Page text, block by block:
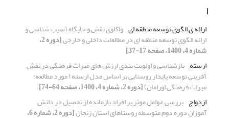
ا
ارائه ی الگوی توسعه منطقه ای واکاوی نقش و جایگاه آسیب شناسی و
ارائه الگوی توسعه منطقه ای در مطالعات داخلی و خارجی [دوره 2،
شماره 4، 1400، صفحه 17-37]
ارسته بازشناسی و اولویت بندی ارزش های میراث فرهنگی در نقش
آفرینی توسعه پایدار روستایی بر اساس مدل ارسته ( مورد مطالعه:
میراث فرهنگی اورامان)[دوره 2، شماره 4، 1400، صفحه 64-74]
ازدواج بررسی عوامل موثر بر افراد بازمانده از تحصیل در دانش
آموزان دوره دوم متوسطه روستاهای استان زنجان [دوره 2، شماره 6،